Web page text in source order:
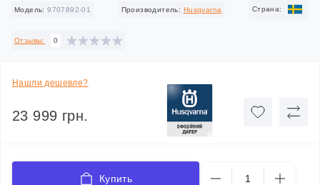
Модель: 9707892-01 Производитель: Husqvarna Cтрана:
Отзывы: 0
Нашли дешевле?
23 999 грн.
Купить